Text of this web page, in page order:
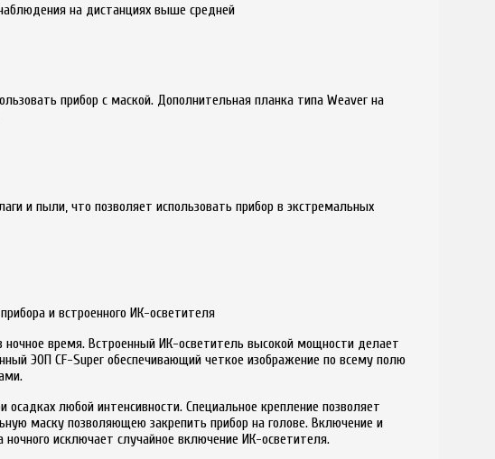
на дистанциях выше средней
прибор с маской. Дополнительная планка типа Weaver на
и пыли, что позволяет использовать прибор в экстремальных
и встроенного ИК-осветителя
ночное время. Встроенный ИК-осветитель высокой мощности делает
ЭОП CF-Super обеспечивающий четкое изображение по всему полю
любой интенсивности. Специальное крепление позволяет
маску позволяющею закрепить прибор на голове. Включение и
исключает случайное включение ИК-осветителя.